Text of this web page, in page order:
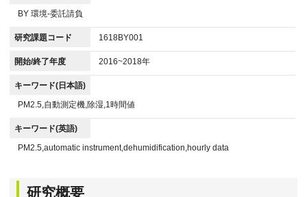
BY 環境-委託請負
研究課題コード 1618BY001
開始/終了年度 2016~2018年
キーワード(日本語)
PM2.5,自動測定機,除湿,1時間値
キーワード(英語)
PM2.5,automatic instrument,dehumidification,hourly data
研究概要